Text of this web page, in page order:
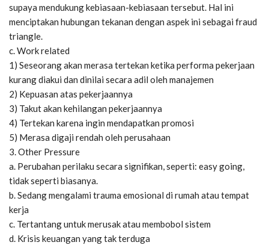
supaya mendukung kebiasaan-kebiasaan tersebut. Hal ini
menciptakan hubungan tekanan dengan aspek ini sebagai fraud
triangle.
c. Work related
1) Seseorang akan merasa tertekan ketika performa pekerjaan
kurang diakui dan dinilai secara adil oleh manajemen
2) Kepuasan atas pekerjaannya
3) Takut akan kehilangan pekerjaannya
4) Tertekan karena ingin mendapatkan promosi
5) Merasa digaji rendah oleh perusahaan
3. Other Pressure
a. Perubahan perilaku secara signifikan, seperti: easy going,
tidak seperti biasanya.
b. Sedang mengalami trauma emosional di rumah atau tempat
kerja
c. Tertantang untuk merusak atau membobol sistem
d. Krisis keuangan yang tak terduga